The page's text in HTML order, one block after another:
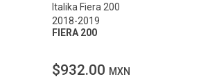
Italika Fiera 200
2018-2019
FIERA 200
$932.00 MXN